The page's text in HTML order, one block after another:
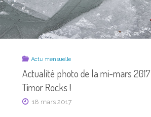
Actu mensuelle
Actualité photo de la mi-septembre
carte Timor Rocks !
Actu mensuelle
Actualité photo de la mi-mars
Timor Rocks !
18 mars 2017